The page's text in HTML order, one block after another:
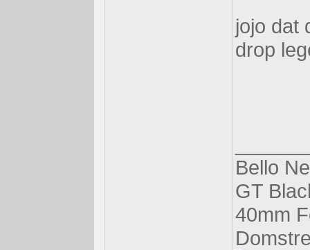
jojo dat
drop
Bello
GT
40mm